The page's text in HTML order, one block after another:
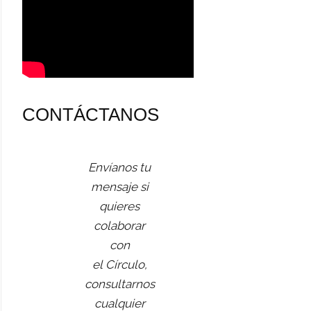
CONTÁCTANOS
Envíanos tu
mensaje si
quieres
colaborar
con
el Círculo,
consultarnos
cualquier